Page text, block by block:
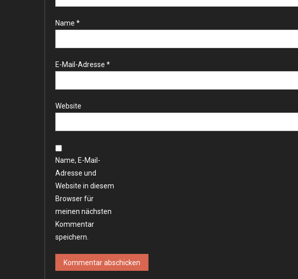
Name *
E-Mail-Adresse *
Website
Name, E-Mail-
Adresse und
Website in diesem
Browser für
meinen nächsten
Kommentar
speichern.